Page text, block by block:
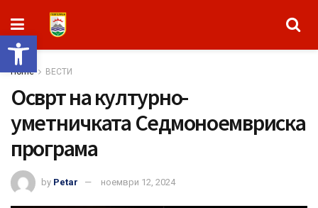
Open toolbar
Home ВЕСТИ
Oсврт на културно-
уметничката Седмоноемвриска
програма
by Petar ноември 12, 2024